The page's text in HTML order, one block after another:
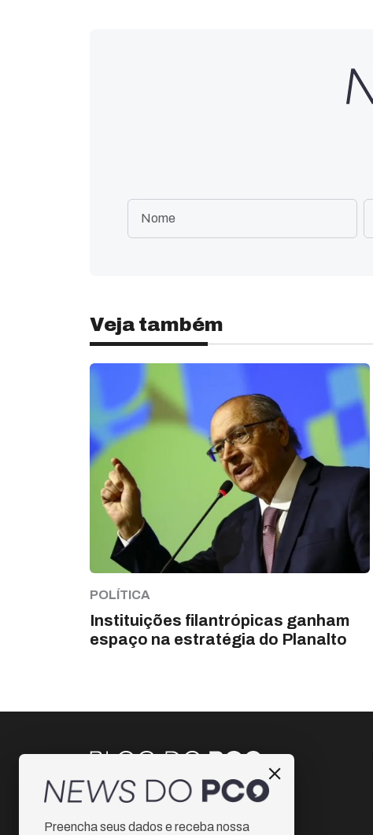
Veja também
POLÍTICA
Instituições filantrópicas ganham
espaço na estratégia do Planalto
Instagram
Facebook
Preencha seus dados e receba nossa